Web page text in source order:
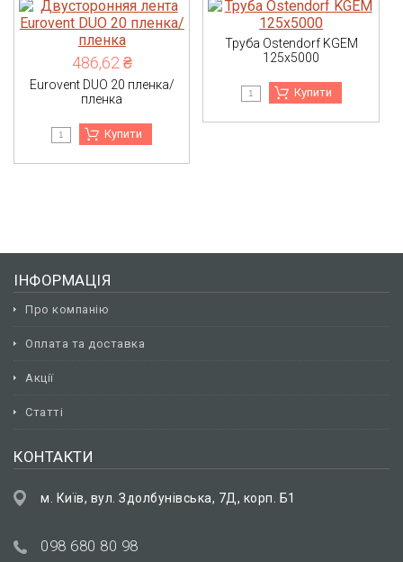
486,62 ₴
Eurovent DUO 20 пленка/
пленка
Купити
Труба Ostendorf KGEM
125x5000
Купити
КОНТАКТИ
м. Київ, вул. Здолбунівська, 7Д, корп. Б1
098 680 80 98
ІНФОРМАЦІЯ
Про компанію
Оплата та доставка
Акції
Статті